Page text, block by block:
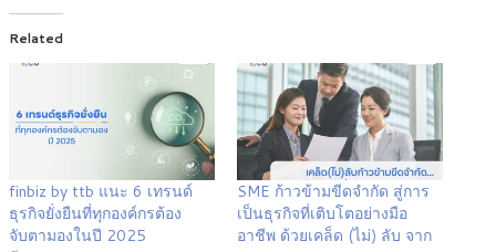
Related
finbiz by ttb แนะ 6 เทรนด์
ธุรกิจยั่งยืนที่ทุกองค์กรต้อง
จับตามองในปี 2025
SME ก้าวข้ามขีดจำกัด สู่การ
เป็นธุรกิจที่เติบโตอย่างมือ
อาชีพ ด้วยเคล็ด (ไม่) ลับ จาก